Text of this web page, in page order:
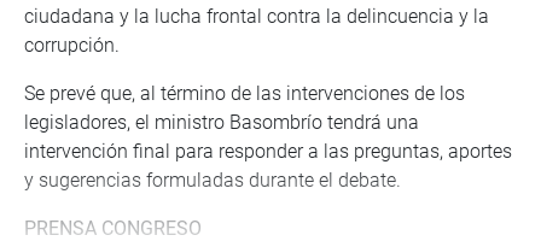
ciudadana y la lucha frontal contra la delincuencia y la
corrupción.
Se prevé que, al término de las intervenciones de los
legisladores, el ministro Basombrío tendrá una
intervención final para responder a las preguntas, aportes
y sugerencias formuladas durante el debate.
PRENSA CONGRESO